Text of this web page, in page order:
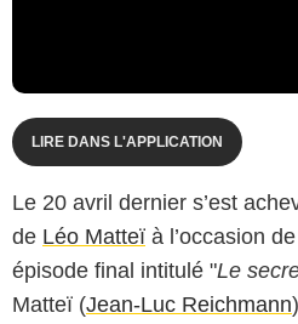
LIRE DANS L'APPLICATION
Le 20 avril dernier s’est
de Léo Matteï à l’occasion
épisode final intitulé "Le
Matteï (Jean-Luc Reichmann